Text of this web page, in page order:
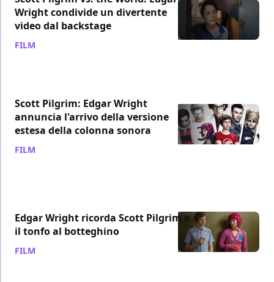
Wright condivide un divertente
video dal backstage
FILM
Scott Pilgrim: Edgar Wright
annuncia l'arrivo della versione
estesa della colonna sonora
FILM
Edgar Wright ricorda Scott Pilgrim e
il tonfo al botteghino
FILM